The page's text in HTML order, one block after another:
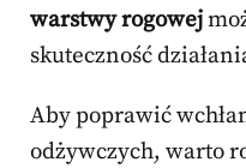
warstwy rogowej
skuteczność
Aby poprawić
odżywczych, warto